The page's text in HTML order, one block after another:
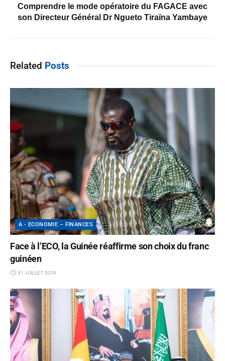
Comprendre le mode opératoire du FAGACE avec
son Directeur Général Dr Ngueto Tiraïna Yambaye
Related Posts
A - ECONOMIE – FINANCES
Face à l’ECO, la Guinée réaffirme son choix du franc
guinéen
31 JUILLET 2026